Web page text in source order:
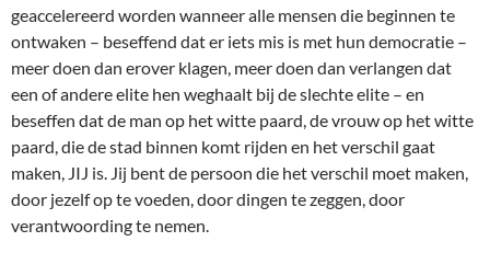
geaccelereerd worden wanneer alle mensen die beginnen te
ontwaken – beseffend dat er iets mis is met hun democratie –
meer doen dan erover klagen, meer doen dan verlangen dat
een of andere elite hen weghaalt bij de slechte elite – en
beseffen dat de man op het witte paard, de vrouw op het witte
paard, die de stad binnen komt rijden en het verschil gaat
maken, JIJ is. Jij bent de persoon die het verschil moet maken,
door jezelf op te voeden, door dingen te zeggen, door
verantwoording te nemen.